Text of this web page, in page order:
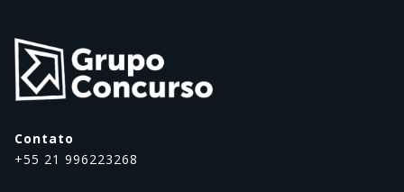
Contato
+55 21 996223268